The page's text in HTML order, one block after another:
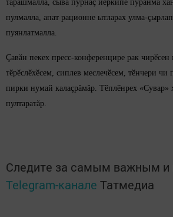
тăрăшмалла, сывă пурнăç йӗркипе пурăнма
пулмалла, апат рационне ытларах улма-
пуянлатмалла.
Çавăн пекех пресс-конференцире рак
тӗрӗслӗхӗсем, сиплев меслечӗсем, тӗнчери чи
пирки нумай калаçрăмăр. Тӗплӗнрех «Сувар»
пултаратăр.
Следите за самым важным и
Telegram-канале Татмедиа